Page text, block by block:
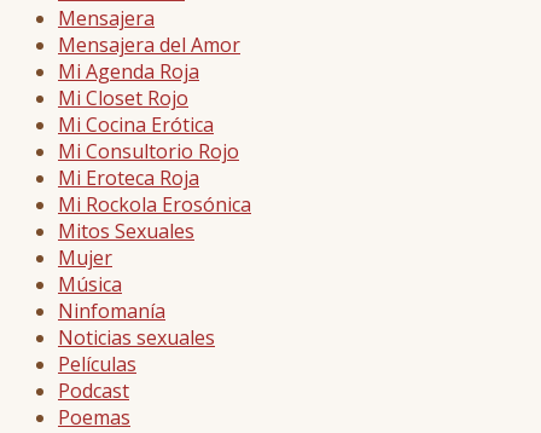
Mensajera
Mensajera del Amor
Mi Agenda Roja
Mi Closet Rojo
Mi Cocina Erótica
Mi Consultorio Rojo
Mi Eroteca Roja
Mi Rockola Erosónica
Mitos Sexuales
Mujer
Música
Ninfomanía
Noticias sexuales
Películas
Podcast
Poemas